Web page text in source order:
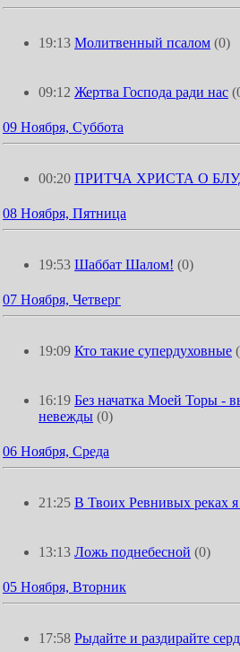
19:13 Молитвенный псалом (0)
09:12 Жертва Господа ради нас
09 Ноября, Суббота
00:20 ПРИТЧА ХРИСТА О
08 Ноября, Пятница
19:53 Шаббат Шалом! (0)
07 Ноября, Четверг
19:09 Кто такие супердуховные
16:19 Без начатка Моей Торы -
невежды (0)
06 Ноября, Среда
21:25 В Твоих Ревнивых реках
13:13 Ложь поднебесной (0)
05 Ноября, Вторник
17:58 Рыдайте и раздирайте